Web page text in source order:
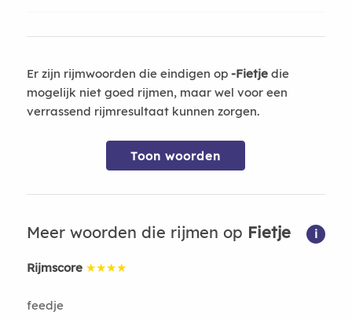
Er zijn rijmwoorden die eindigen op -Fietjedie
mogelijk niet goed rijmen, maar wel voor een
verrassend rijmresultaat kunnen zorgen.
Toon woorden
Meer woorden die rijmen op Fietje i
Rijmscore ★★★★
feedje